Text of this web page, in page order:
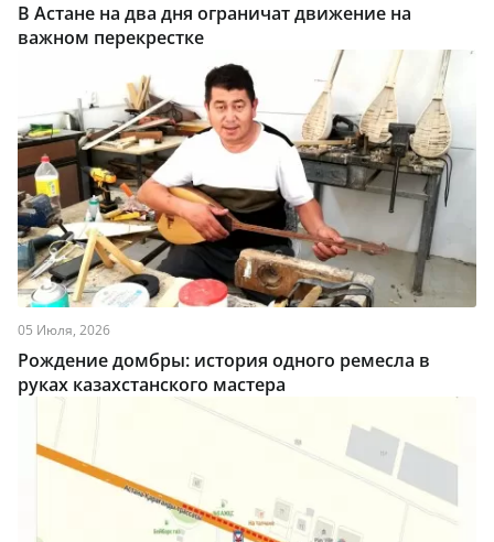
В Астане на два дня ограничат движение на
важном перекрестке
05 Июля, 2026
Рождение домбры: история одного ремесла в
руках казахстанского мастера